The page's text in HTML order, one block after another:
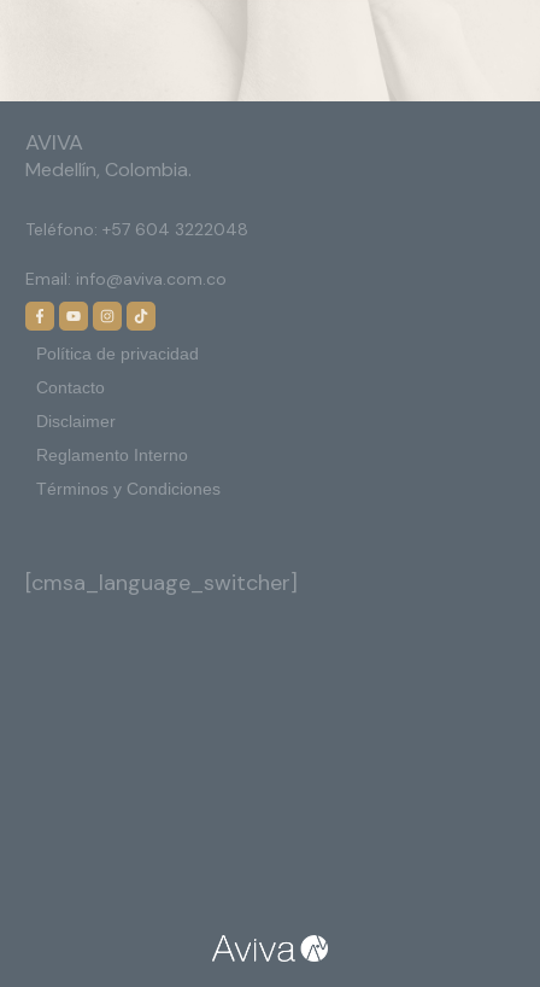
AVIVA
Medellín, Colombia.
Teléfono: +57 604 3222048
Email: info@aviva.com.co
Política de privacidad
Contacto
Disclaimer
Reglamento Interno
Términos y Condiciones
[cmsa_language_switcher]